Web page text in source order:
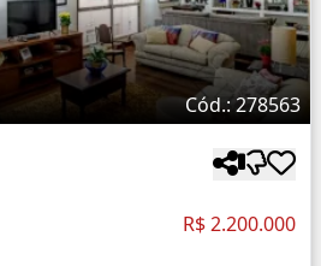
Cód.: 278563
R$ 2.200.000